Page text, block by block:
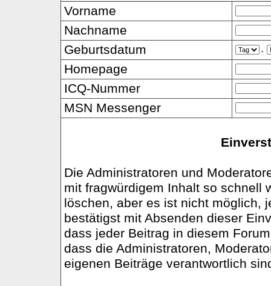
Vorname
Nachname
Geburtsdatum
.
Homepage
ICQ-Nummer
MSN Messenger
Die Administratoren und
mit fragwürdigem Inhalt so schnell
löschen, aber es ist nicht möglich,
bestätigst mit Absenden dieser
dass jeder Beitrag in diesem
dass die Administratoren,
eigenen Beiträge verantwortlich